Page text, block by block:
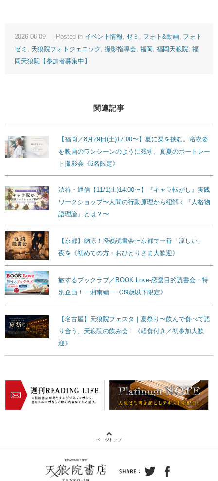
2026-06-09 ｜ Posted in イベント情報 ゼミ フォト&動画 フォト
ゼミ
天狼院フォトジェニック 撮影指導会 福岡 福岡天狼院 福
岡天狼院【参加者募集中】
関連記事
【福岡／8月29日(土)17:00〜】夏に栞を挟む。浴衣姿
を映画のワンシーンのように残す、真夏のポートレー
ト撮影会《6名限定》
渋谷・通信【11/1(土)14:00〜】『キャラ転がし』実践
ワークショップ〜人間の行動原理から紐解く『人格物
語理論』とは？〜
【京都】納涼！怪談読書会〜京都で一番「涼しい」
夜を《初めての方・おひとりさま大歓迎》
旅するブックラブ／BOOK Love-恋愛目的読書会・特
別企画！ー湘南編ー《39歳以下限定》
【名古屋】天狼院フェスタ｜夏祭り〜飲んで食べて語
り合う、天狼院の飲み会！《軽食付き／初参加大歓
迎》